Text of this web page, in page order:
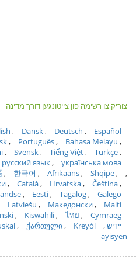
צוריק צו רשימה פון צייטונגען דורך מדינה
Dansk Deutsch
Español
Português
Bahasa Melayu
Svensk Tiếng Việt
Türkçe
русский язык українська мова
한국어 Afrikaans
Shqipe
Català Hrvatska
Čeština
Eesti Tagalog Galego
Latviešu Македонски Malti
Kiswahili ไทย
Cymraeg
ייִדיש
ქართული
Kreyòl
ayisyen